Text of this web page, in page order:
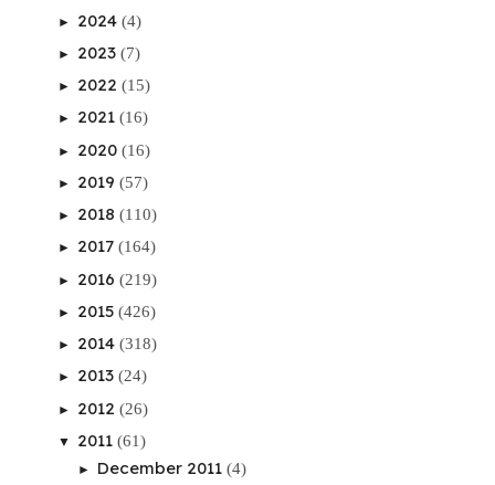
► 2024 (4)
► 2023 (7)
► 2022 (15)
► 2021 (16)
► 2020 (16)
► 2019 (57)
► 2018 (110)
► 2017 (164)
► 2016 (219)
► 2015 (426)
► 2014 (318)
► 2013 (24)
► 2012 (26)
▼ 2011 (61)
► December 2011 (4)